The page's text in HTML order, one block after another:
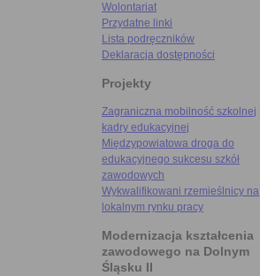
Wolontariat
Przydatne linki
Lista podręczników
Deklaracja dostępności
Projekty
Zagraniczna mobilność szkolnej
kadry edukacyjnej
Międzypowiatowa droga do
edukacyjnego sukcesu szkół
zawodowych
Wykwalifikowani rzemieślnicy na
lokalnym rynku pracy
Modernizacja kształcenia
zawodowego na Dolnym
Śląsku II